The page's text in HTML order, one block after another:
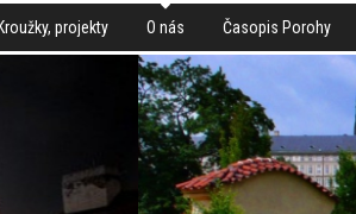
Kroužky, projekty O nás Časopis Porohy